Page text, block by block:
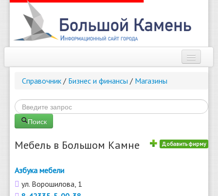
Новости
Справочник
Погода
О сайте
Справочник / Бизнес и финансы / Магазины
Поиск
Добавить фирму
Мебель в Большом Камне
Азбука мебели
ул. Ворошилова, 1